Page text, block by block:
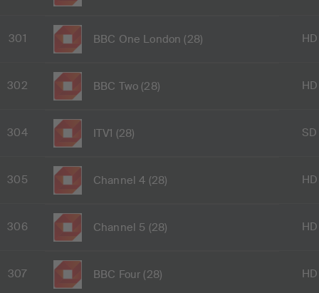
301 BBC One London (28) HD
302 BBC Two (28) HD
304 ITV1 (28) SD
305 Channel 4 (28) HD
306 Channel 5 (28) HD
307 BBC Four (28) HD